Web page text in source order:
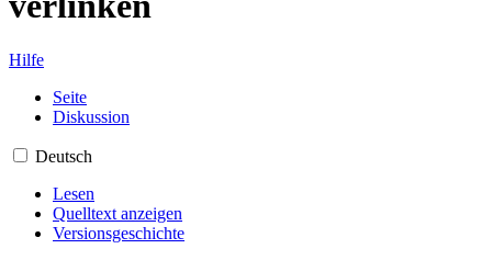
Hilfe
Seite
Diskussion
Deutsch
Lesen
Quelltext anzeigen
Versionsgeschichte